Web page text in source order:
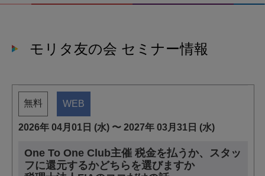
モリタ友の会 セミナー情報